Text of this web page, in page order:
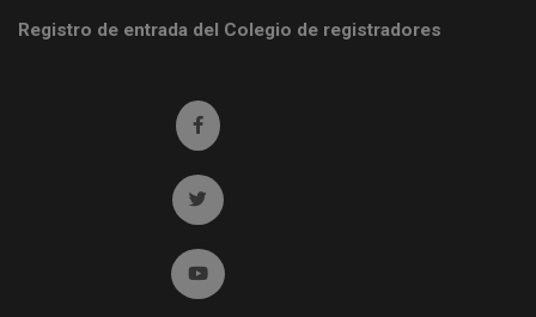
Registro de entrada del Colegio de registradores
Ir a facebook (abre en ventana nueva)
Ir a twitter (abre en ventana nueva)
Ir a YouTube (abre en ventana nueva)